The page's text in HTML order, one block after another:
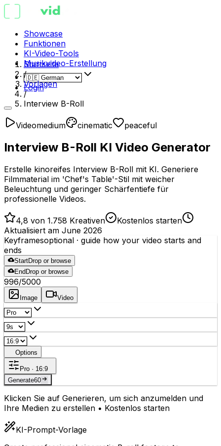
Showcase
Funktionen
KI-Video-Tools
Musikvideo-Erstellung
Login
Startseite
/
Vorlagen
/
Interview B-Roll
Videomedium cinematic peaceful
Interview B-Roll KI Video Generator
Erstelle kinoreifes Interview B-Roll mit KI. Generiere
Filmmaterial im 'Chef's Table'-Stil mit weicher
Beleuchtung und geringer Schärfentiefe für
professionelle Videos.
4,8 von 1.758 Kreativen
Kostenlos starten
Aktualisiert am June 2026
Keyframesoptional · guide how your video starts and
ends
StartDrop or browse
End Drop or browse
996/5000
Image Video
Options
Pro · 16:9
Generate60
Klicken Sie auf Generieren, um sich anzumelden und
Ihre Medien zu erstellen • Kostenlos starten
KI-Prompt-Vorlage